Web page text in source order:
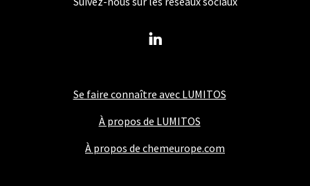
Se faire connaître avec LUMITOS
À propos de LUMITOS
À propos de chemeurope.com